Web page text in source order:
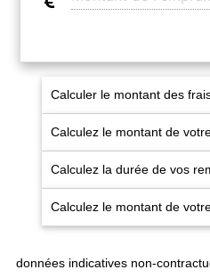
Calculer le montant des
Calculez le montant de
Calculez la durée de vos
Calculez le montant de
données indicatives non-